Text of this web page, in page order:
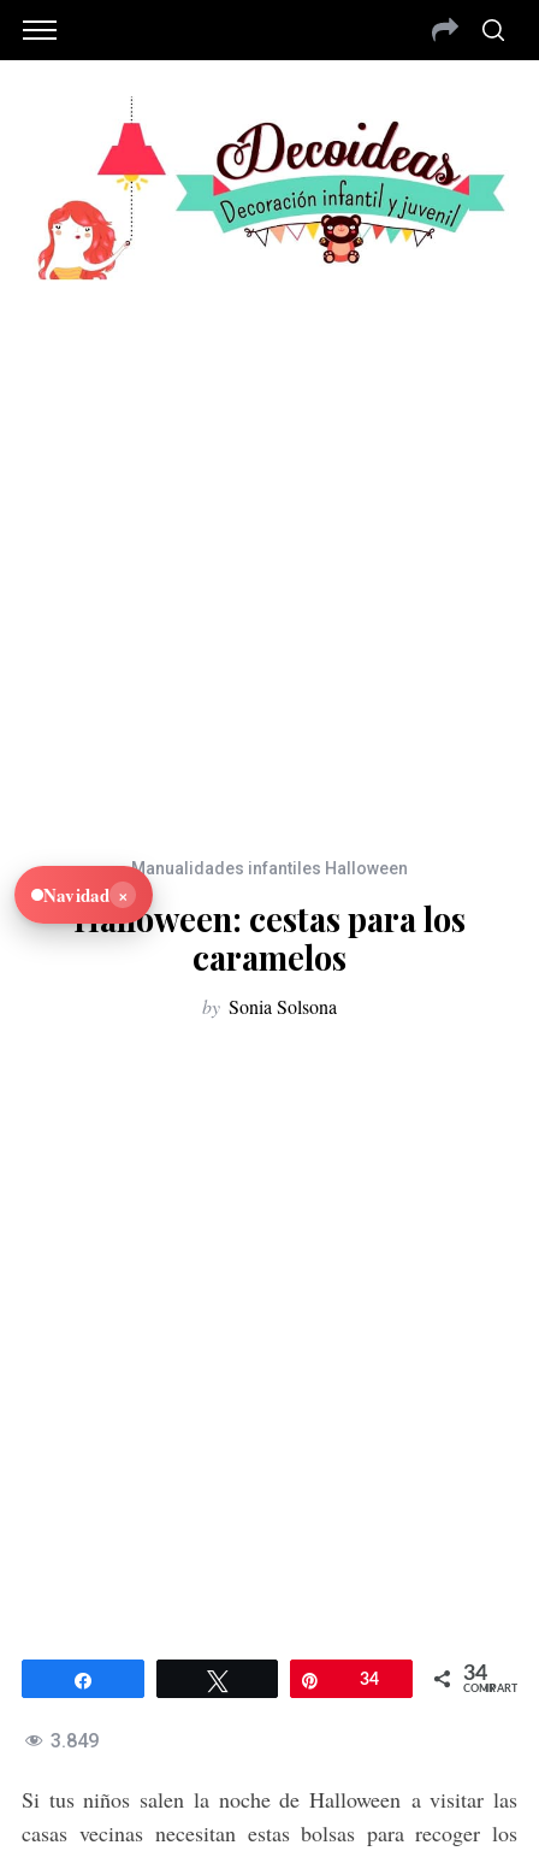
Manualidades infantiles Halloween
Halloween: cestas para los
caramelos
by Sonia Solsona
Twittear 34 34
COMPARTIR
3.849
Si tus niños salen la noche de Halloween a visitar las
casas vecinas necesitan estas bolsas para recoger los
Navidad ×